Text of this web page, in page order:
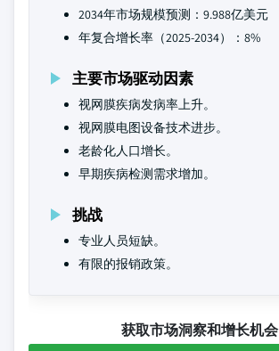
2034年市场规模预测：9.988亿美元
年复合增长率（2025-2034）：8%
主要市场驱动因素
视网膜疾病发病率上升。
视网膜电图设备技术进步。
老龄化人口增长。
早期疾病检测需求增加。
挑战
专业人员短缺。
有限的报销政策。
获取市场洞察和增长机会